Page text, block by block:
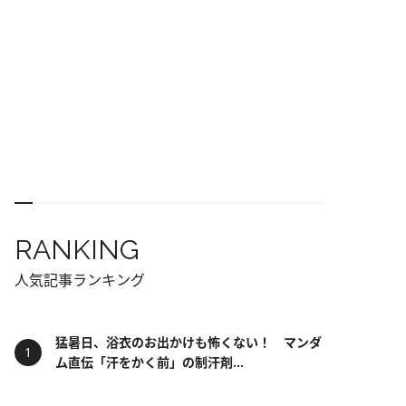
RANKING
人気記事ランキング
猛暑日、浴衣のお出かけも怖くない！ マンダ
ム直伝「汗をかく前」の制汗剤...